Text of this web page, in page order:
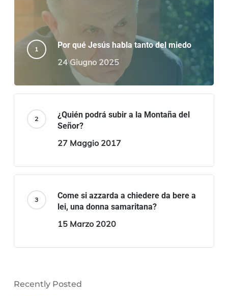
Por qué Jesús habla tanto del miedo
24 Giugno 2025
¿Quién podrá subir a la Montaña del
Señor?
27 Maggio 2017
Come si azzarda a chiedere da bere a
lei, una donna samaritana?
15 Marzo 2020
Recently Posted